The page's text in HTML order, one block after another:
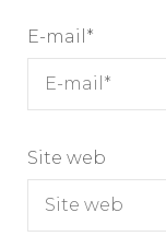
E-mail *
Site web